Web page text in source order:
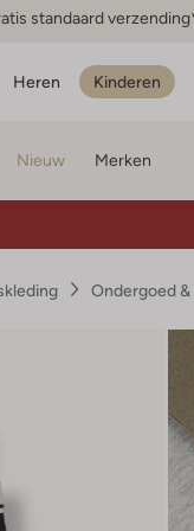
standaard
Heren Kinderen
Nieuw Merken
Ondergoed